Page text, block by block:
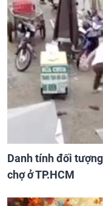
Danh tính đối
chợ ở TP.HCM